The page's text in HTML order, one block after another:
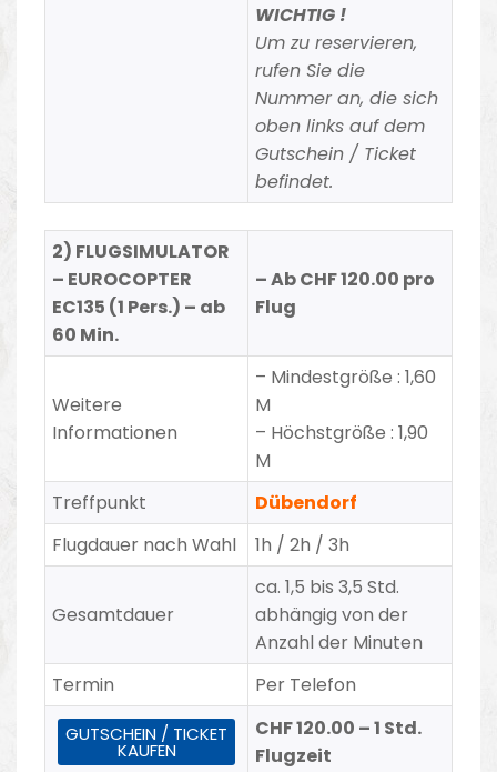
WICHTIG !
Um zu reservieren,
rufen Sie die
Nummer an, die sich
oben links auf dem
Gutschein / Ticket
befindet.
2) FLUGSIMULATOR
– EUROCOPTER
EC135 (1 Pers.) – ab
60 Min.
– Ab CHF 120.00 pro
Flug
Weitere
Informationen
– Mindestgröße : 1,60
M
– Höchstgröße : 1,90
M
Treffpunkt
Dübendorf
Flugdauer nach Wahl
1h / 2h / 3h
Gesamtdauer
ca. 1,5 bis 3,5 Std.
abhängig von der
Anzahl der Minuten
Termin
Per Telefon
GUTSCHEIN / TICKET
KAUFEN
CHF 120.00 – 1 Std.
Flugzeit